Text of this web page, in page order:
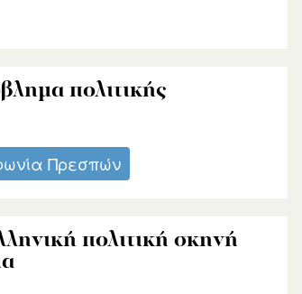
πολιτικής
Πρεσπών
πολιτική σκηνή